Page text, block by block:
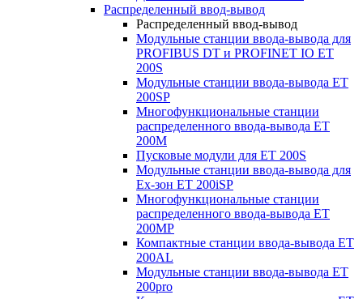
Распределенный ввод-вывод
Распределенный ввод-вывод
Модульные станции ввода-вывода для
PROFIBUS DT и PROFINET IO ET
200S
Модульные станции ввода-вывода ET
200SP
Многофункциональные станции
распределенного ввода-вывода ET
200M
Пусковые модули для ET 200S
Модульные станции ввода-вывода для
Ex-зон ET 200iSP
Многофункциональные станции
распределенного ввода-вывода ET
200MP
Компактные станции ввода-вывода ET
200AL
Модульные станции ввода-вывода ET
200pro